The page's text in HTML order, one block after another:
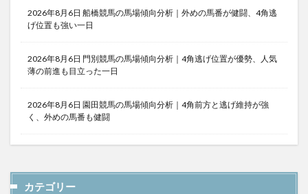
2026年8月6日 船橋競馬の馬場傾向分析｜外めの馬番が健闘、4角逃
げ位置も強い一日
2026年8月6日 門別競馬の馬場傾向分析｜4角逃げ位置が優勢、人気
薄の前進も目立った一日
2026年8月6日 園田競馬の馬場傾向分析｜4角前方と逃げ維持が強
く、外めの馬番も健闘
カテゴリー